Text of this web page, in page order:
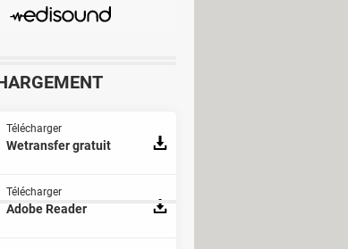
Chrome sans le pistage
Télécharger
Wetransfer gratuit
Télécharger
Adobe Reader